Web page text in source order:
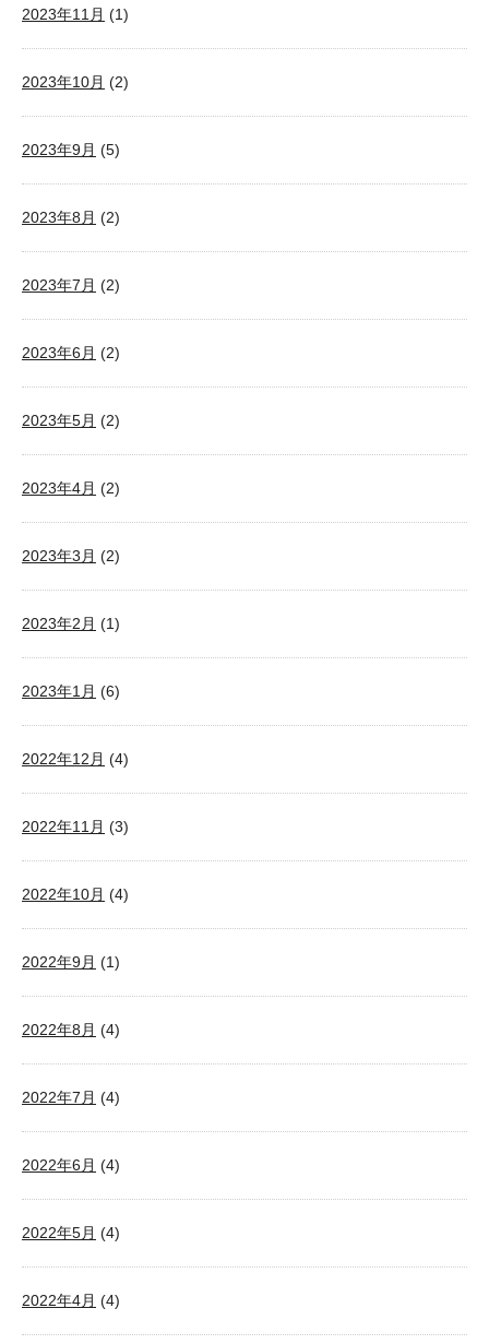
2023年11月 (1)
2023年10月 (2)
2023年9月 (5)
2023年8月 (2)
2023年7月 (2)
2023年6月 (2)
2023年5月 (2)
2023年4月 (2)
2023年3月 (2)
2023年2月 (1)
2023年1月 (6)
2022年12月 (4)
2022年11月 (3)
2022年10月 (4)
2022年9月 (1)
2022年8月 (4)
2022年7月 (4)
2022年6月 (4)
2022年5月 (4)
2022年4月 (4)